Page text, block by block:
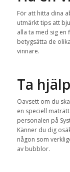
För att hitta dina
utmärkt tips att
alla ta med sig en
betygsätta de
vinnare.
Ta
Oavsett om du
en speciell
personalen på
Känner du dig
någon som
av bubblor.